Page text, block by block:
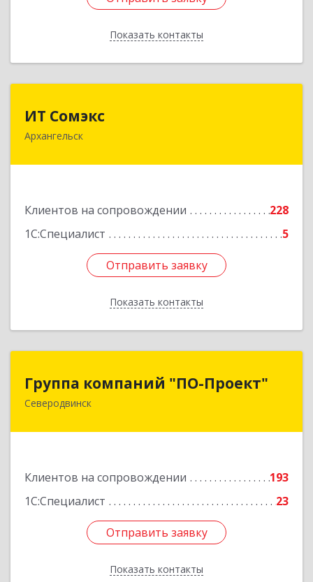
Показать контакты
Назад
ИТ Сомэкс
Архангельск
Клиентов на сопровождении
228
1С:Специалист
5
Отправить заявку
Показать контакты
163001, Архангельская обл, Архангельск г,
Подробнее
Отправить заявку
Назад
Группа компаний "ПО-Проект"
Северодвинск
Клиентов на сопровождении
193
1С:Специалист
23
Отправить заявку
Показать контакты
Группа компаний "ПО-Проект"
164500, Архангельская обл, Северодвинск г,
Отправить заявку
Назад